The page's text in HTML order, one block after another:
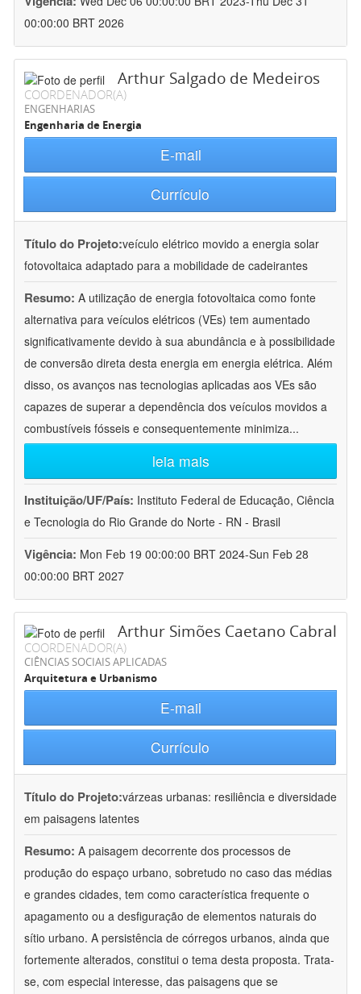
00:00:00 BRT 2026
Arthur Salgado de Medeiros
COORDENADOR(A)
ENGENHARIAS
Engenharia de Energia
E-mail
Currículo
Título do Projeto:veículo elétrico movido a energia solar
fotovoltaica adaptado para a mobilidade de cadeirantes
Resumo: A utilização de energia fotovoltaica como fonte
alternativa para veículos elétricos (VEs) tem aumentado
significativamente devido à sua abundância e à possibilidade
de conversão direta desta energia em energia elétrica. Além
disso, os avanços nas tecnologias aplicadas aos VEs são
capazes de superar a dependência dos veículos movidos a
combustíveis fósseis e consequentemente minimiza...
leia mais
Instituição/UF/País: Instituto Federal de Educação, Ciência
e Tecnologia do Rio Grande do Norte - RN - Brasil
Vigência: Mon Feb 19 00:00:00 BRT 2024-Sun Feb 28
00:00:00 BRT 2027
Arthur Simões Caetano Cabral
COORDENADOR(A)
CIÊNCIAS SOCIAIS APLICADAS
Arquitetura e Urbanismo
E-mail
Currículo
Título do Projeto:várzeas urbanas: resiliência e diversidade
em paisagens latentes
Resumo: A paisagem decorrente dos processos de
produção do espaço urbano, sobretudo no caso das médias
e grandes cidades, tem como característica frequente o
apagamento ou a desfiguração de elementos naturais do
sítio urbano. A persistência de córregos urbanos, ainda que
fortemente alterados, constitui o tema desta proposta. Trata-
se, com especial interesse, das paisagens que se